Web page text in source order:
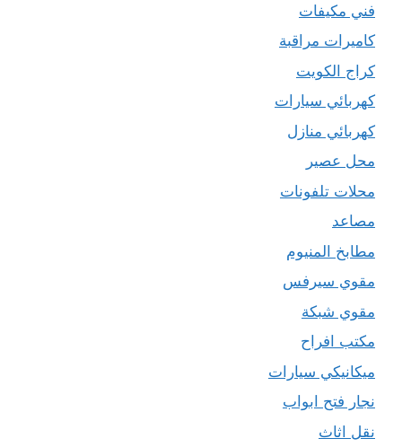
فني مكيفات
كاميرات مراقبة
كراج الكويت
كهربائي سيارات
كهربائي منازل
محل عصير
محلات تلفونات
مصاعد
مطابخ المنيوم
مقوي سيرفس
مقوي شبكة
مكتب افراح
ميكانيكي سيارات
نجار فتح ابواب
نقل اثاث